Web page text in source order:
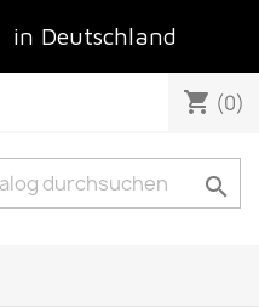
in Deutschland
shopping_cart (0)
